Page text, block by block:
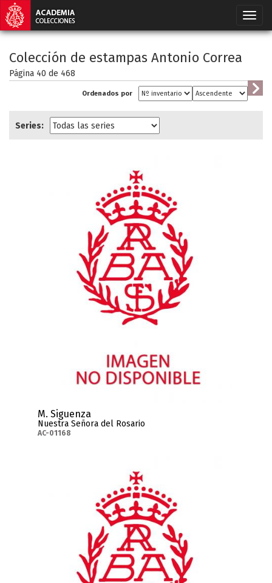
Colección de estampas Antonio Correa
Página 40 de 468
Ordenados por
Series:
M. Siguenza
Nuestra Señora del Rosario
AC-01168